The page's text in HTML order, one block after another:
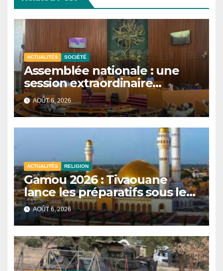
ACTUALITÉS SOCIÉTÉ
Assemblée nationale : une
session extraordinaire
convoquée le 10 août avec
plusieurs commissions
d’enquête à l’ordre du jour.
AOÛT 6, 2026
ACTUALITÉS RELIGION
Gamou 2026 : Tivaouane
lance les préparatifs sous le
signe de l’unité et du Tawhid.
AOÛT 6, 2026